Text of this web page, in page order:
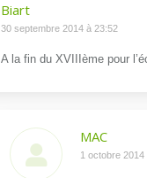
Biart
dit
30 septembre 2014 à 23:52
A la fin du XVIIIème pour
MAC
dit
1 octobre 2014